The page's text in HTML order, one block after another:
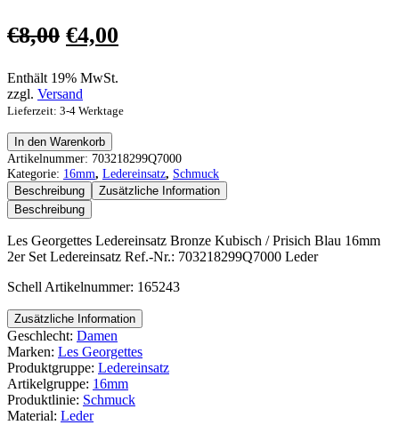
€8,00 Ursprünglicher
war:
€8,00
€4,00
€4,00.
Enthält 19% MwSt.
zzgl. Versand
Lieferzeit: 3-4 Werktage
Les
Georgettes
Ledereinsatz
Bronze
Kubisch
/
Prisich
Blau
2er
Menge
In den Warenkorb
Artikelnummer: 703218299Q7000
Kategorie: 16mm, Ledereinsatz, Schmuck
Beschreibung
Zusätzliche Information
Beschreibung
Les Georgettes Ledereinsatz Bronze Kubisch / Prisich Blau 16mm
2er Set Ledereinsatz Ref.-Nr.: 703218299Q7000 Leder
Schell Artikelnummer: 165243
Zusätzliche Information
Geschlecht: Damen
Marken: Les Georgettes
Produktgruppe: Ledereinsatz
Artikelgruppe: 16mm
Produktlinie: Schmuck
Material: Leder